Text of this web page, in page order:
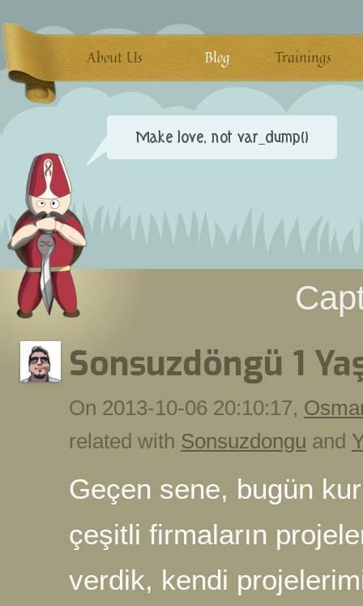
About Us Blog Trainings
Sonsuzdöngü 1
On 2013-10-06 20:10:17,
related with Sonsuzdongu and
Geçen sene, bugün
çeşitli firmaların
verdik, kendi